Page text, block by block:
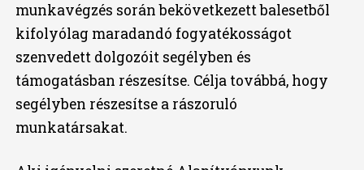
munkavégzés során bekövetkezett balesetből
kifolyólag maradandó fogyatékosságot
szenvedett dolgozóit segélyben és
támogatásban részesítse. Célja továbbá, hogy
segélyben részesítse a rászoruló
munkatársakat.